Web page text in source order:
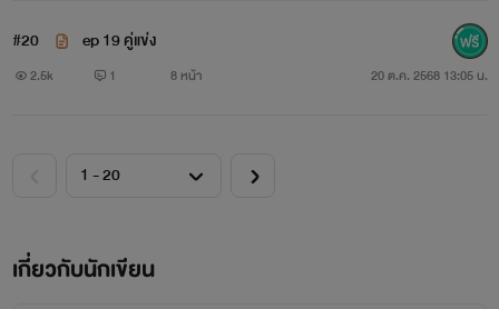
#20 ep 19 คู่แข่ง
2.5k 1 8 หน้า 20 ต.ค. 2568 13:05 น.
เกี่ยวกับนักเขียน